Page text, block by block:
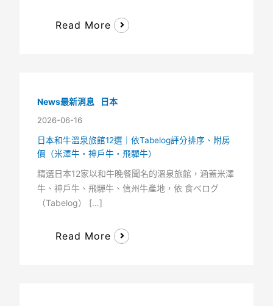
Read More
News最新消息 日本
2026-06-16
日本和牛溫泉旅館12選｜依Tabelog評分排序、附房
價（米澤牛・神戶牛・飛驒牛）
精選日本12家以和牛晚餐聞名的溫泉旅館，涵蓋米澤
牛、神戶牛、飛驒牛、信州牛產地，依 食べログ
（Tabelog） […]
Read More